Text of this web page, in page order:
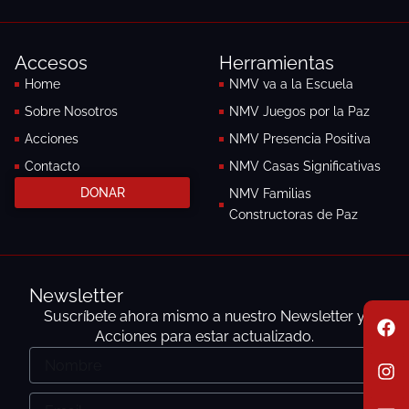
a
e
b
n
t
a
n
e
l
r
a
Accesos
Home
Sobre Nosotros
Acciones
Contacto
DONAR
Herramientas
NMV va a la Escuela
NMV Juegos por la Paz
NMV Presencia Positiva
NMV Casas Significativas
NMV Familias
Constructoras de Paz
Newsletter
Suscríbete ahora mismo a nuestro Newsletter y
Acciones para estar actualizado.
Nombre
Email